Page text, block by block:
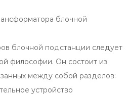
блочной
блочной подстанции следует
философии. Он состоит из
между собой разделов:
устройство